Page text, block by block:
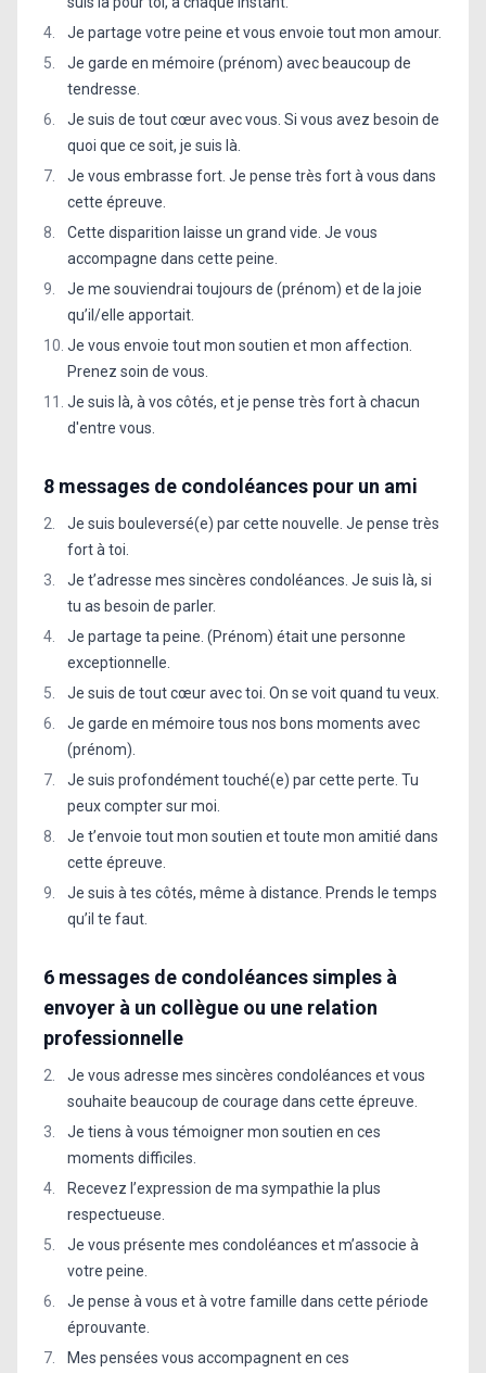
Je partage votre peine et vous envoie tout mon amour.
Je garde en mémoire (prénom) avec beaucoup de
tendresse.
Je suis de tout cœur avec vous. Si vous avez besoin de
quoi que ce soit, je suis là.
Je vous embrasse fort. Je pense très fort à vous dans
cette épreuve.
Cette disparition laisse un grand vide. Je vous
accompagne dans cette peine.
Je me souviendrai toujours de (prénom) et de la joie
qu’il/elle apportait.
Je vous envoie tout mon soutien et mon affection.
Prenez soin de vous.
Je suis là, à vos côtés, et je pense très fort à chacun
d'entre vous.
8 messages de condoléances pour un ami
Je suis bouleversé(e) par cette nouvelle. Je pense très
fort à toi.
Je t’adresse mes sincères condoléances. Je suis là, si
tu as besoin de parler.
Je partage ta peine. (Prénom) était une personne
exceptionnelle.
Je suis de tout cœur avec toi. On se voit quand tu veux.
Je garde en mémoire tous nos bons moments avec
(prénom).
Je suis profondément touché(e) par cette perte. Tu
peux compter sur moi.
Je t’envoie tout mon soutien et toute mon amitié dans
cette épreuve.
Je suis à tes côtés, même à distance. Prends le temps
qu’il te faut.
6 messages de condoléances simples à
envoyer à un collègue ou une relation
professionnelle
Je vous adresse mes sincères condoléances et vous
souhaite beaucoup de courage dans cette épreuve.
Je tiens à vous témoigner mon soutien en ces
moments difficiles.
Recevez l’expression de ma sympathie la plus
respectueuse.
Je vous présente mes condoléances et m’associe à
votre peine.
Je pense à vous et à votre famille dans cette période
éprouvante.
Mes pensées vous accompagnent en ces